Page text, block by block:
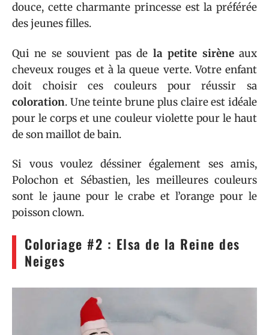
douce, cette charmante princesse est la préférée
des jeunes filles.
Qui ne se souvient pas de la petite sirèneaux
cheveux rouges et à la queue verte. Votre enfant
doit choisir ces couleurs pour réussir sa
coloration. Une teinte brune plus claire est idéale
pour le corps et une couleur violette pour le haut
de son maillot de bain.
Si vous voulez déssiner également ses amis,
Polochon et Sébastien, les meilleures couleurs
sont le jaune pour le crabe et l’orange pour le
poisson clown.
Coloriage #2 : Elsa de la Reine des
Neiges